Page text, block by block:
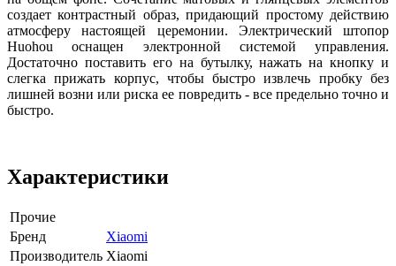
создает контрастный образ, придающий простому действию
атмосферу настоящей церемонии. Электрический штопор
Huohou оснащен электронной системой управления.
Достаточно поставить его на бутылку, нажать на кнопку и
слегка прижать корпус, чтобы быстро извлечь пробку без
лишней возни или риска ее повредить - все предельно точно и
быстро.
Характеристики
Прочие
Бренд
Xiaomi
Производитель Xiaomi